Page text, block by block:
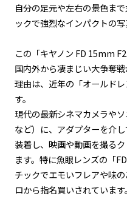
自分の足元や左右の景色ま
ックで強烈なインパクトの写
この「キヤノン FD 15mm
国内外から凄まじい大争奪戦
理由は、近年の「オールド
す。
現代の最新シネマカメラや
など）に、アダプターを介
装着し、映画や動画を撮る
ます。特に魚眼レンズの「
チックでエモいフレアや味
ロから指名買いされています。